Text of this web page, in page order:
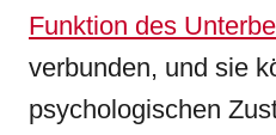
Funktion des
verbunden, und sie
psychologischen